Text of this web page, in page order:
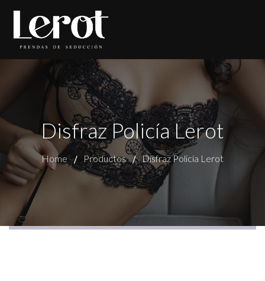
Disfraz Policía Lerot
Home Productos Disfraz Policía Lerot